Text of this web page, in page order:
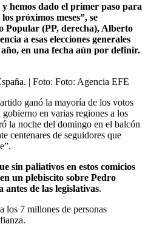
hemos dado el primer paso para
próximos meses”, se
Popular (PP, derecha), Alberto
a esas elecciones generales
en una fecha aún por definir.
| Foto: Foto: Agencia EFE
ganó la mayoría de los votos
en varias regiones a los
la noche del domingo en el balcón
centenares de seguidores que
sin paliativos en estos comicios
un plebiscito sobre Pedro
de las legislativas.
los 7 millones de personas